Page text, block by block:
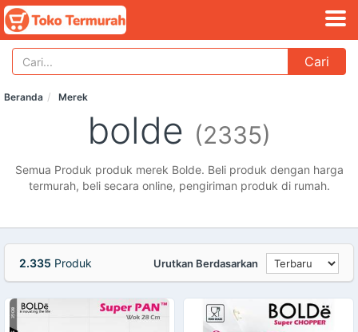
Cari
Beranda Merek
bolde (2335)
Semua Produk produk merek Bolde. Beli produk dengan harga
termurah, beli secara online, pengiriman produk di rumah.
2.335 Produk Urutkan Berdasarkan